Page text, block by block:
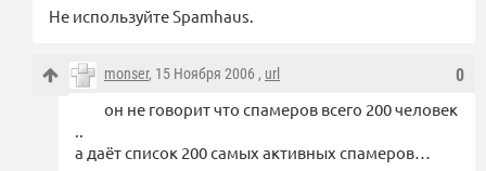
Не используйте Spamhaus.
0
monser, 15 Ноября 2006 , url
он не говорит что спамеров всего 200 человек
..
а даёт список 200 самых активных спамеров…